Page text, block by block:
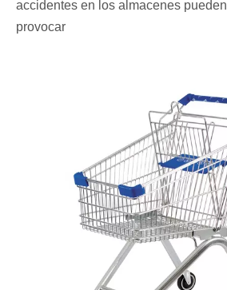
accidentes en los almacenes pueden
provocar